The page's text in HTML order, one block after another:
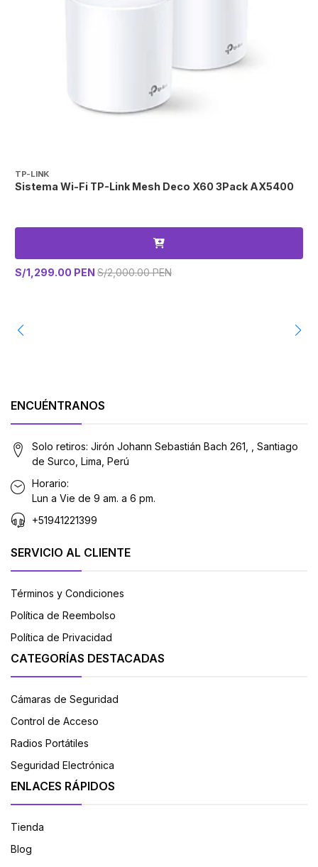
TP-LINK
Sistema Wi-Fi TP-Link Mesh Deco X60 3Pack AX5400
S/1,299.00 PEN S/2,000.00 PEN
ENCUÉNTRANOS
Solo retiros: Jirón Johann Sebastián Bach 261, , Santiago
de Surco, Lima, Perú
Horario:
Lun a Vie de 9 am. a 6 pm.
+51941221399
SERVICIO AL CLIENTE
Términos y Condiciones
Política de Reembolso
Política de Privacidad
CATEGORÍAS DESTACADAS
Cámaras de Seguridad
Control de Acceso
Radios Portátiles
Seguridad Electrónica
ENLACES RÁPIDOS
Tienda
Blog